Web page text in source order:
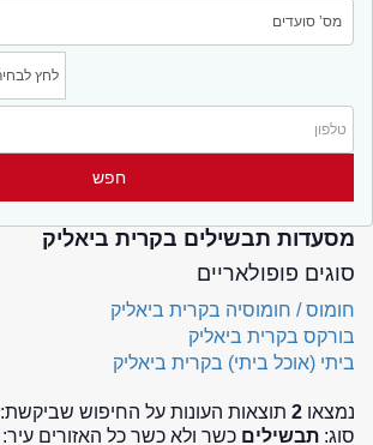
מסעדות תבשילים בקרית ביאליק
סוגים פופולאריים
חומוס / חומוסיה בקרית ביאליק
בורקס בקרית ביאליק
ביתי (אוכל ביתי) בקרית ביאליק
נמצאו 2 תוצאות העונות על החיפוש שביקשת:
סוג: תבשילים כשר ולא כשר כל האזורים עיר: